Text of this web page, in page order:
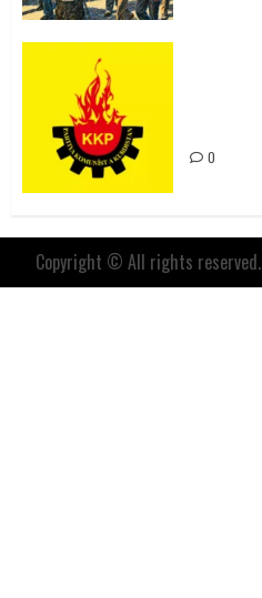
0
Copyright © All rights reserved.